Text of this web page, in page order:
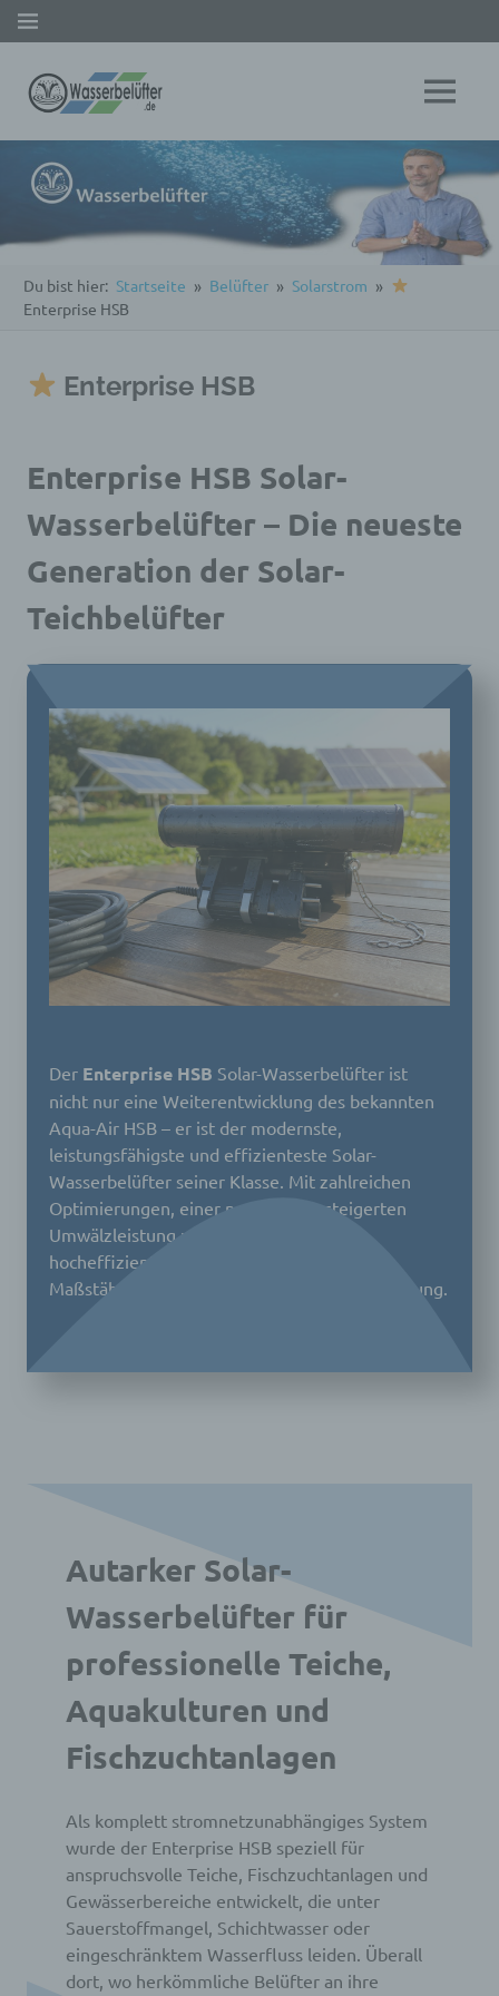
Zum
InhaltMENÜ
Wasserbelüfter
MENÜ
Du bist hier: Startseite Belüfter
Solarstrom
Enterprise HSB
Enterprise HSB
Enterprise HSB Solar-
Wasserbelüfter – Die neueste
Generation der Solar-
Teichbelüfter
Der Enterprise HSB Solar-Wasserbelüfter ist
nicht nur eine Weiterentwicklung des bekannten
Aqua-Air HSB – er ist der modernste,
leistungsfähigste und effizienteste Solar-
Wasserbelüfter seiner Klasse. Mit zahlreichen
Optimierungen, einer nochmals gesteigerten
Umwälzleistung und dem neuesten
hocheffizienten Solarantrieb setzt er neue
Maßstäbe in der nachhaltigen Gewässerbelüftung.
Autarker Solar-
Wasserbelüfter für
professionelle Teiche,
Aquakulturen und
Fischzuchtanlagen
Als komplett stromnetzunabhängiges System
wurde der Enterprise HSB speziell für
anspruchsvolle Teiche, Fischzuchtanlagen und
Gewässerbereiche entwickelt, die unter
Sauerstoffmangel, Schichtwasser oder
eingeschränktem Wasserfluss leiden. Überall
dort, wo herkömmliche Belüfter an ihre